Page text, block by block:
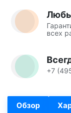
всех
+7
Обзор